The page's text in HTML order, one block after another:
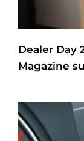
Dealer Day
Magazine